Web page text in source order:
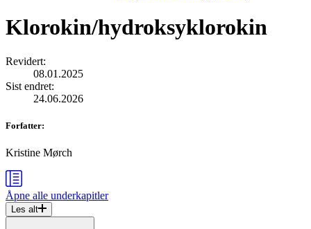
Klorokin/hydroksyklorokin
Revidert:
08.01.2025
Sist endret:
24.06.2026
Forfatter:
Kristine Mørch
Åpne alle underkapitler
Les alt